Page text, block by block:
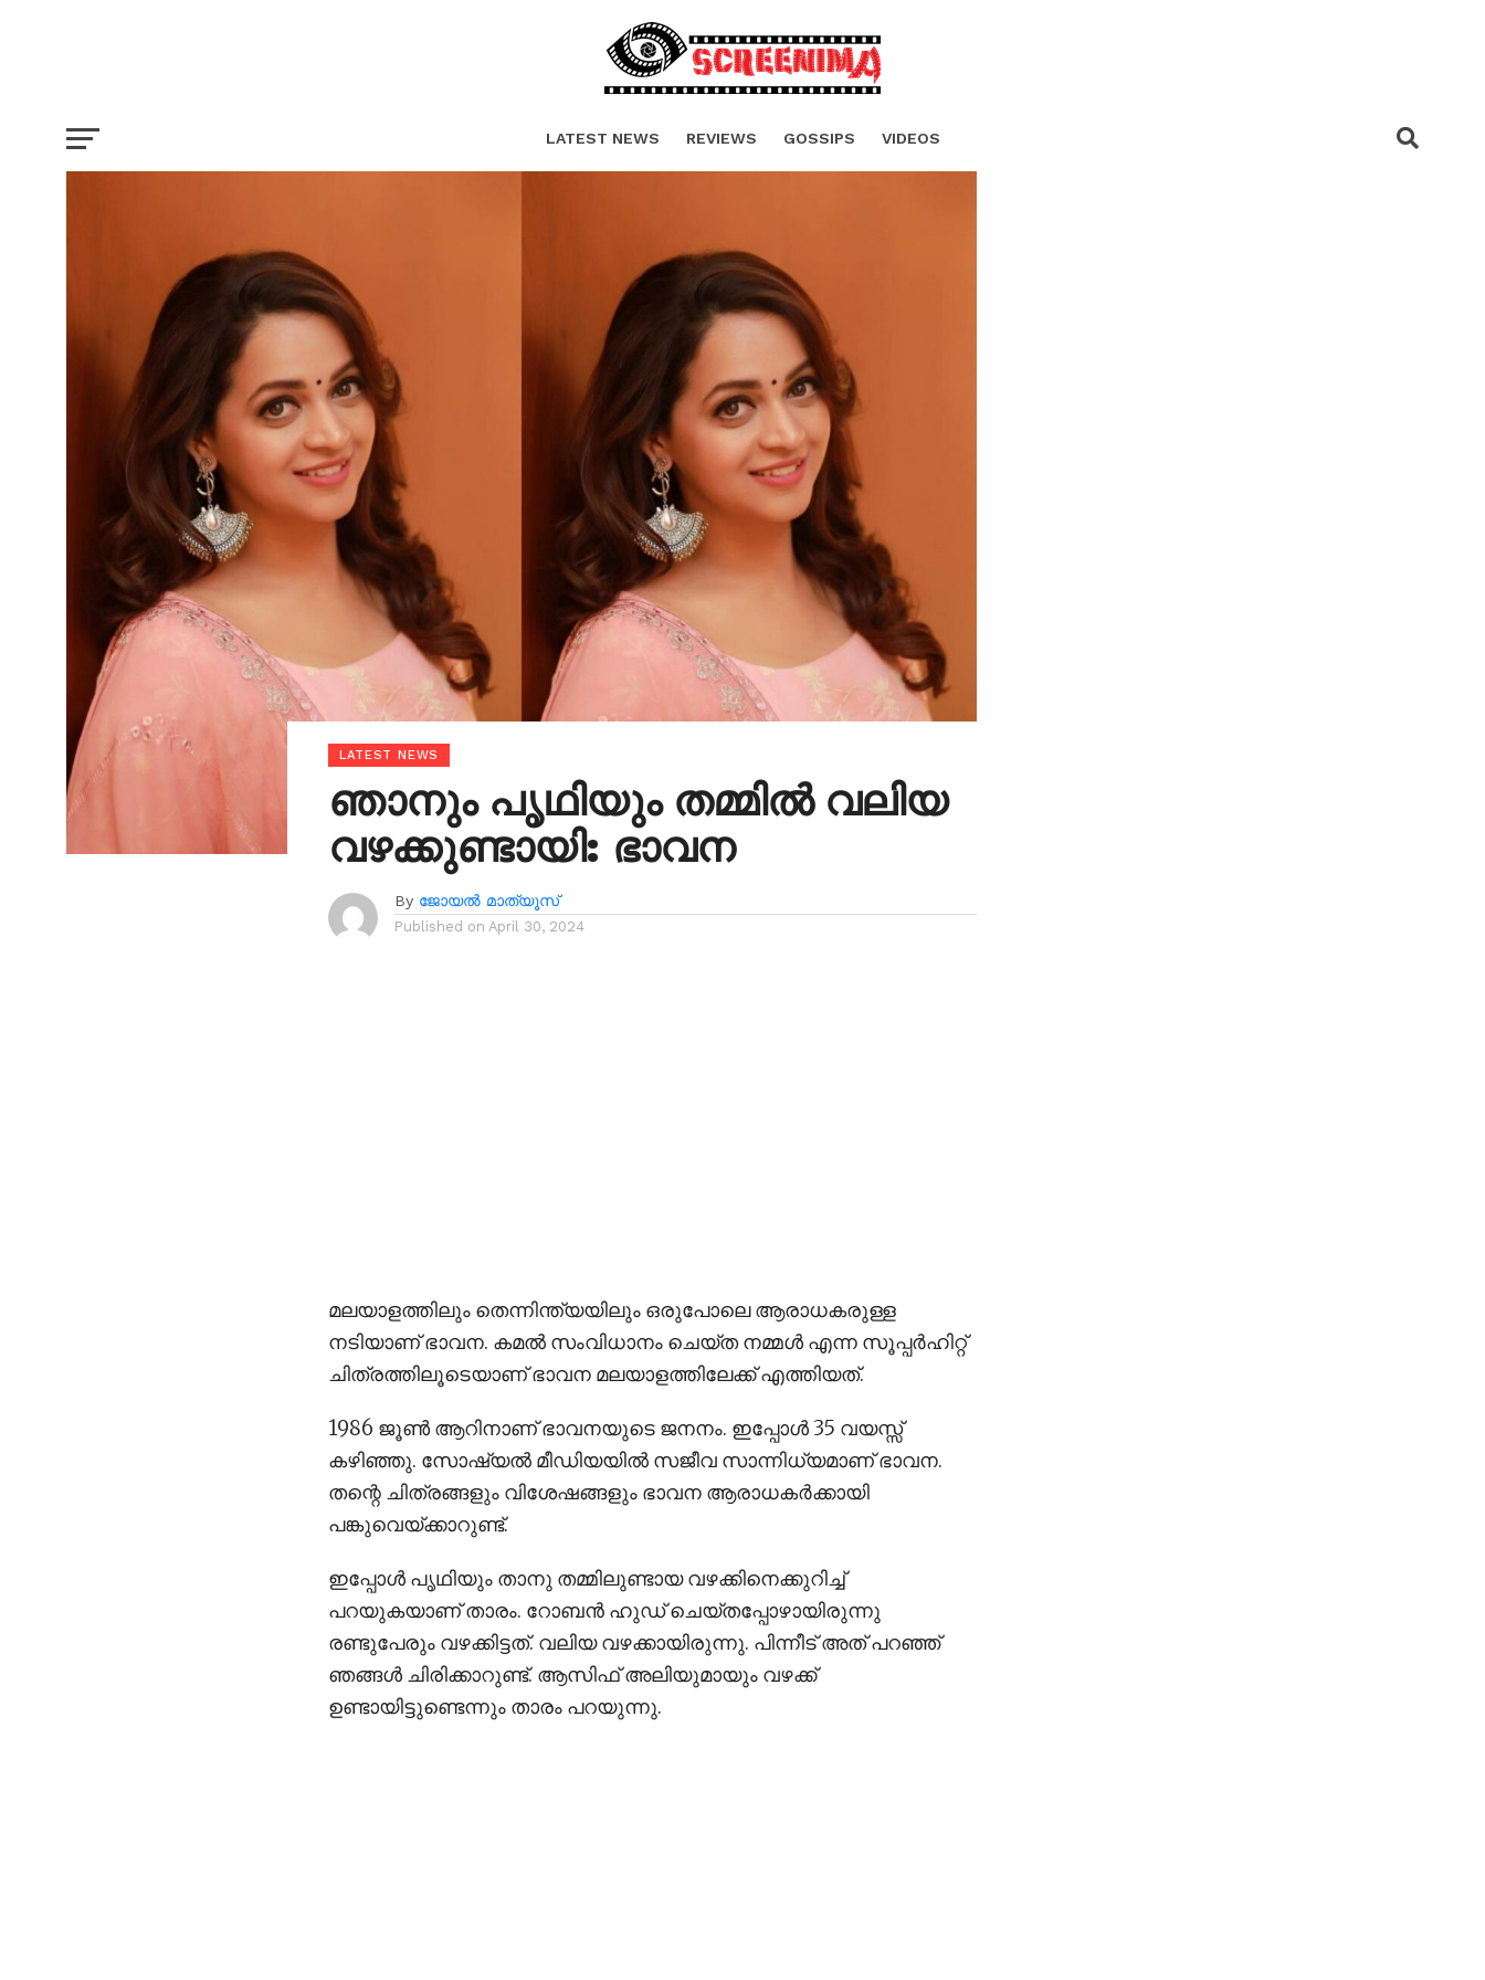
LATEST NEWS REVIEWS GOSSIPS VIDEOS
LATEST NEWS
ഞാനും പൃഥിയും തമ്മില്‍ വലിയ
വഴക്കുണ്ടായി: ഭാവന
By ജോയൽ മാത്യൂസ്
Published on April 30, 2024
മലയാളത്തിലും തെന്നിന്ത്യയിലും ഒരുപോലെ ആരാധകരുള്ള
നടിയാണ് ഭാവന. കമല്‍ സംവിധാനം ചെയ്ത നമ്മള്‍ എന്ന സൂപ്പര്‍ഹിറ്റ്
ചിത്രത്തിലൂടെയാണ് ഭാവന മലയാളത്തിലേക്ക് എത്തിയത്.
1986 ജൂണ്‍ ആറിനാണ് ഭാവനയുടെ ജനനം. ഇപ്പോള്‍ 35 വയസ്സ്
കഴിഞ്ഞു. സോഷ്യല്‍ മീഡിയയില്‍ സജീവ സാന്നിധ്യമാണ് ഭാവന.
തന്റെ ചിത്രങ്ങളും വിശേഷങ്ങളും ഭാവന ആരാധകര്‍ക്കായി
പങ്കുവെയ്ക്കാറുണ്ട്.
ഇപ്പോള്‍ പൃഥിയും താനു തമ്മിലുണ്ടായ വഴക്കിനെക്കുറിച്ച്
പറയുകയാണ് താരം. റോബന്‍ ഹുഡ് ചെയ്തപ്പോഴായിരുന്നു
രണ്ടുപേരും വഴക്കിട്ടത്. വലിയ വഴക്കായിരുന്നു. പിന്നീട് അത് പറഞ്ഞ്
ഞങ്ങള്‍ ചിരിക്കാറുണ്ട്. ആസിഫ് അലിയുമായും വഴക്ക്
ഉണ്ടായിട്ടുണ്ടെന്നും താരം പറയുന്നു.